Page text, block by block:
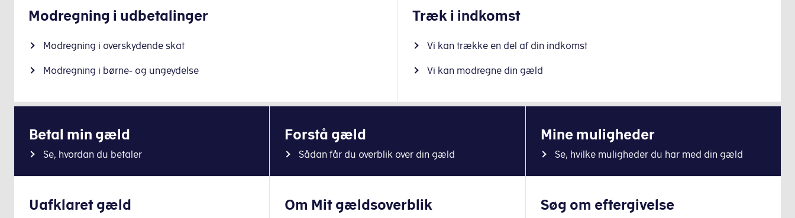
Modregning i udbetalinger
Modregning i overskydende skat
Modregning i børne- og ungeydelse
Træk i indkomst
Vi kan trække en del af din indkomst
Vi kan modregne din gæld
Betal min gæld
Se, hvordan du betaler
Forstå gæld
Sådan får du overblik over din gæld
Mine muligheder
Se, hvilke muligheder du har med din gæld
Uafklaret gæld Om Mit gældsoverblik Søg om eftergivelse